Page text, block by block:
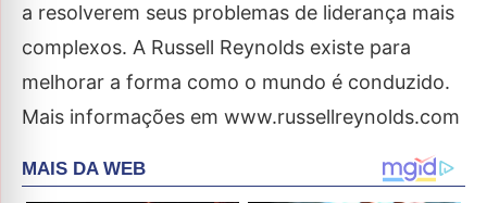
a resolverem seus problemas de liderança mais
complexos. A Russell Reynolds existe para
melhorar a forma como o mundo é conduzido.
Mais informações em www.russellreynolds.com